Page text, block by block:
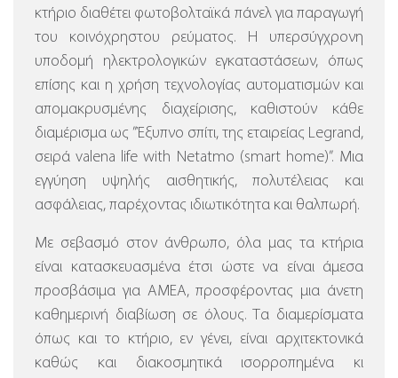
κτήριο διαθέτει φωτοβολταϊκά πάνελ για παραγωγή
του κοινόχρηστου ρεύματος. Η υπερσύγχρονη
υποδομή ηλεκτρολογικών εγκαταστάσεων, όπως
επίσης και η χρήση τεχνολογίας αυτοματισμών και
απομακρυσμένης διαχείρισης, καθιστούν κάθε
διαμέρισμα ως ”Έξυπνο σπίτι, της εταιρείας Legrand,
σειρά valena life with Netatmo (smart home)”. Μια
εγγύηση υψηλής αισθητικής, πολυτέλειας και
ασφάλειας, παρέχοντας ιδιωτικότητα και θαλπωρή.
Με σεβασμό στον άνθρωπο, όλα μας τα κτήρια
είναι κατασκευασμένα έτσι ώστε να είναι άμεσα
προσβάσιμα για ΑΜΕΑ, προσφέροντας μια άνετη
καθημερινή διαβίωση σε όλους. Τα διαμερίσματα
όπως και το κτήριο, εν γένει, είναι αρχιτεκτονικά
καθώς και διακοσμητικά ισορροπημένα κι